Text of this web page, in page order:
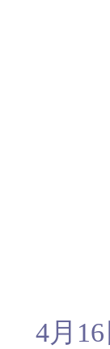
4月